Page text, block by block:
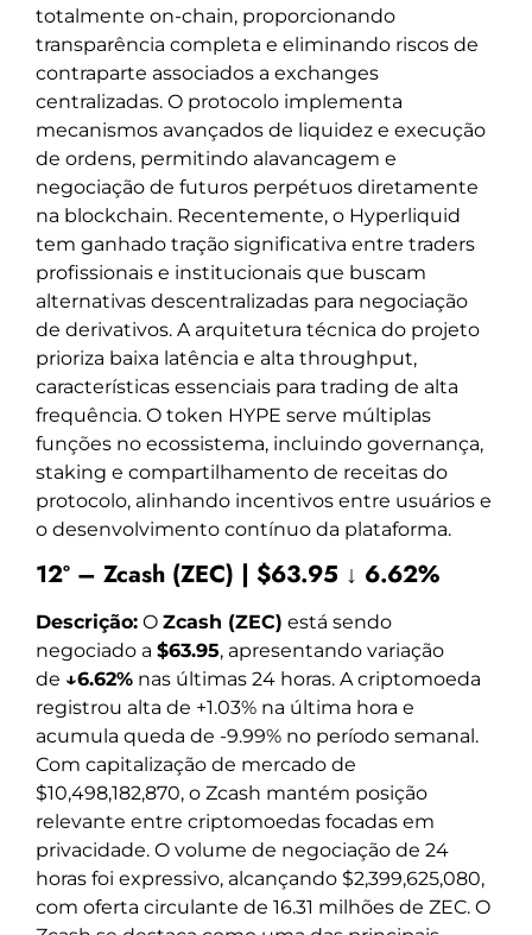
totalmente on-chain, proporcionando
transparência completa e eliminando riscos de
contraparte associados a exchanges
centralizadas. O protocolo implementa
mecanismos avançados de liquidez e execução
de ordens, permitindo alavancagem e
negociação de futuros perpétuos diretamente
na blockchain. Recentemente, o Hyperliquid
tem ganhado tração significativa entre traders
profissionais e institucionais que buscam
alternativas descentralizadas para negociação
de derivativos. A arquitetura técnica do projeto
prioriza baixa latência e alta throughput,
características essenciais para trading de alta
frequência. O token HYPE serve múltiplas
funções no ecossistema, incluindo governança,
staking e compartilhamento de receitas do
protocolo, alinhando incentivos entre usuários e
o desenvolvimento contínuo da plataforma.
12º – Zcash (ZEC) | $63.95 ↓ 6.62%
Descrição: O Zcash (ZEC) está sendo
negociado a $63.95, apresentando variação
de ↓6.62% nas últimas 24 horas. A criptomoeda
registrou alta de +1.03% na última hora e
acumula queda de -9.99% no período semanal.
Com capitalização de mercado de
$10,498,182,870, o Zcash mantém posição
relevante entre criptomoedas focadas em
privacidade. O volume de negociação de 24
horas foi expressivo, alcançando $2,399,625,080,
com oferta circulante de 16.31 milhões de ZEC. O